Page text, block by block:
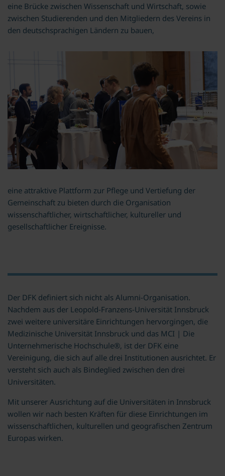
eine Brücke zwischen Wissenschaft und Wirtschaft, sowie
zwischen Studierenden und den Mitgliedern des Vereins in
den deutschsprachigen Ländern zu bauen,
eine attraktive Plattform zur Pflege und Vertiefung der
Gemeinschaft zu bieten durch die Organisation
wissenschaftlicher, wirtschaftlicher, kultureller und
gesellschaftlicher Ereignisse.
Der DFK definiert sich nicht als Alumni-Organisation.
Nachdem aus der Leopold-Franzens-Universität Innsbruck
zwei weitere universitäre Einrichtungen hervorgingen, die
Medizinische Universität Innsbruck und das MCI | Die
Unternehmerische Hochschule®, ist der DFK eine
Vereinigung, die sich auf alle drei Institutionen ausrichtet. Er
versteht sich auch als Bindeglied zwischen den drei
Universitäten.
Mit unserer Ausrichtung auf die Universitäten in Innsbruck
wollen wir nach besten Kräften für diese Einrichtungen im
wissenschaftlichen, kulturellen und geografischen Zentrum
Europas wirken.